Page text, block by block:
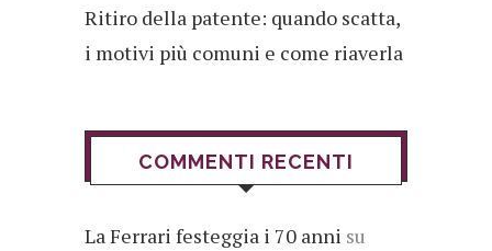
Ritiro della patente: quando scatta,
i motivi più comuni e come riaverla
COMMENTI RECENTI
La Ferrari festeggia i 70 anni su